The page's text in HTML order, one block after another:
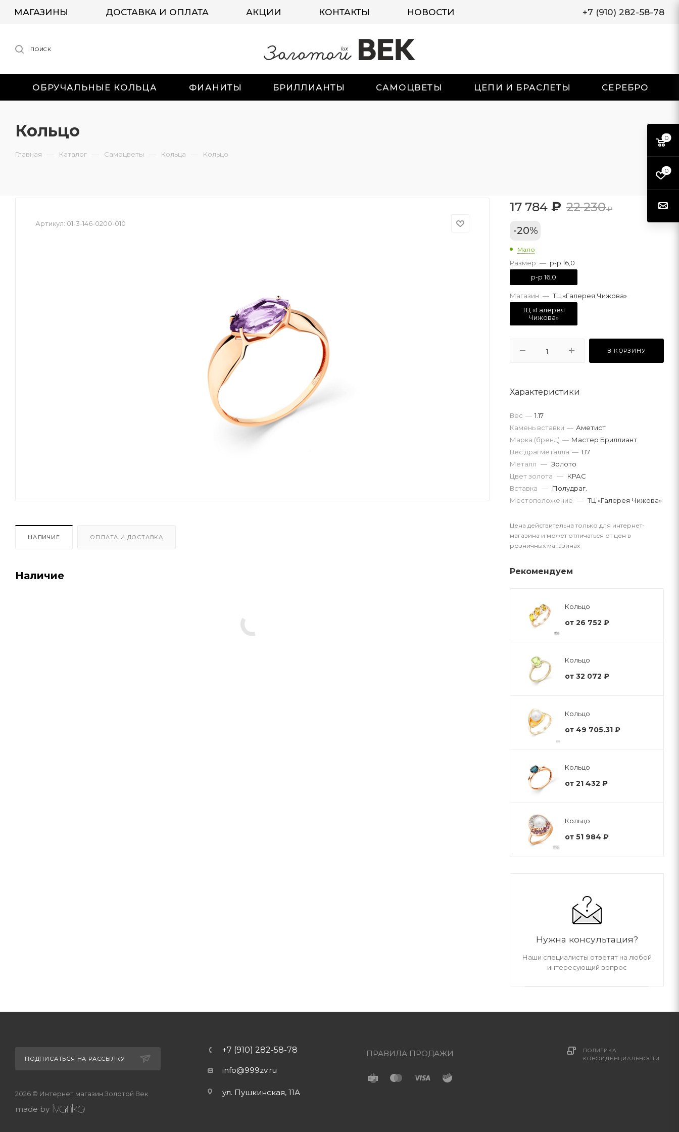
МАГАЗИНЫ ДОСТАВКА И ОПЛАТА АКЦИИ КОНТАКТЫ НОВОСТИ +7 (910) 282-58-78
ПОИСК
ОБРУЧАЛЬНЫЕ КОЛЬЦА ФИАНИТЫ БРИЛЛИАНТЫ САМОЦВЕТЫ ЦЕПИ И БРАСЛЕТЫ СЕРЕБРО
Кольцо
Главная — Каталог — Самоцветы — Кольца — Кольцо
Артикул: 01-3-146-0200-010
НАЛИЧИЕ ОПЛАТА И ДОСТАВКА
Наличие
17 784 ₽ 22 230₽
-20%
Мало
Размер — р-р 16,0
р-р 16,0
Магазин — ТЦ «Галерея Чижова»
ТЦ «Галерея
Чижова»
В КОРЗИНУ
Характеристики
Вес драгметалла — 1.17
Марка (бренд) — Мастер Бриллиант
Вес — 1.17
Камень вставки — Аметист
Металл — Золото
Вставка — Полудраг.
Цвет золота — КРАС
Местоположение — ТЦ «Галерея Чижова»
Цена действительна только для интернет-
магазина и может отличаться от цен в
розничных магазинах
Рекомендуем
Кольцо
от 26 752 ₽
Кольцо
от 32 072 ₽
Кольцо
от 49 705.31 ₽
Кольцо
от 21 432 ₽
Кольцо
от 51 984 ₽
Нужна консультация?
Наши специалисты ответят на любой
интересующий вопрос
ПОДПИСАТЬСЯ НА РАССЫЛКУ
2026 © Интернет магазин Золотой Век
made by
+7 (910) 282-58-78
info@999zv.ru
ул. Пушкинская, 11А
ПРАВИЛА ПРОДАЖИ
ПОЛИТИКА
КОНФИДЕНЦИАЛЬНОСТИ
0
0